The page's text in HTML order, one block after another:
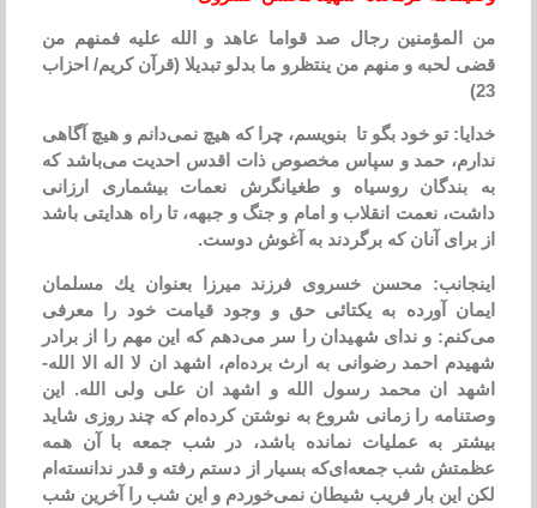
من المؤمنین رجال صد قواما عاهد و الله علیه فمنهم من
قضی لحبه و منهم من ینتظرو ما بدلو تبدیلا (قرآن كریم/ احزاب
23)
خدایا: تو خود بگو تا بنویسم، چرا كه هیچ نمی‌دانم و هیچ آگاهی
ندارم، حمد و سپاس مخصوص ذات اقدس احدیت می‌باشد كه
به بندگان روسیاه و طغیانگرش نعمات بیشماری ارزانی
داشت، نعمت انقلاب و امام و جنگ و جبهه، تا راه هدایتی باشد
از برای آنان كه برگردند به آغوش دوست.
اینجانب: محسن خسروی فرزند میرزا بعنوان یك مسلمان
ایمان آورده به یكتائی حق و وجود قیامت خود را معرفی
می‌كنم: و ندای شهیدان را سر می‌دهم كه این مهم را از برادر
شهیدم احمد رضوانی به ارث برده‌ام، اشهد ان لا اله الا الله-
اشهد ان محمد رسول الله و اشهد ان علی ولی الله. این
وصتنامه را زمانی شروع به نوشتن كرده‌ام كه چند روزی شاید
بیشتر به عملیات نمانده باشد، در شب جمعه با آن همه
عظمتش شب جمعه‌ای‌كه بسیار از دستم رفته و قدر ندانسته‌ام
لكن این بار فریب شیطان نمی‌خوردم و این شب را آخرین شب